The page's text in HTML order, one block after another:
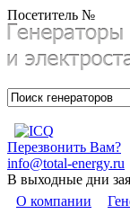
Посетитель №
Перезвонить Вам?
info@total-energy.ru
В выходные дни
О компании